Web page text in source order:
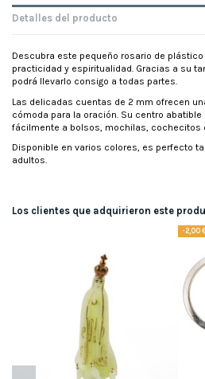
Detalles del producto
Descubra este pequeño rosario de
practicidad y espiritualidad. Gracias a su
podrá llevarlo consigo a todas partes.
Las delicadas cuentas de 2 mm ofrecen
cómoda para la oración. Su centro
fácilmente a bolsos, mochilas, cochecitos
Disponible en varios colores, es perfecto
adultos.
Los clientes que adquirieron este
-2,00